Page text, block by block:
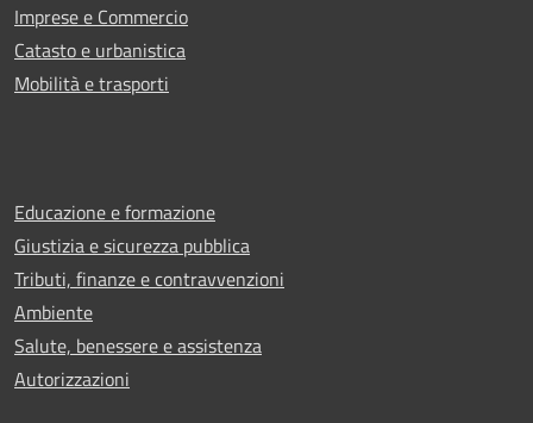
Imprese e Commercio
Catasto e urbanistica
Mobilità e trasporti
Educazione e formazione
Giustizia e sicurezza pubblica
Tributi, finanze e contravvenzioni
Ambiente
Salute, benessere e assistenza
Autorizzazioni